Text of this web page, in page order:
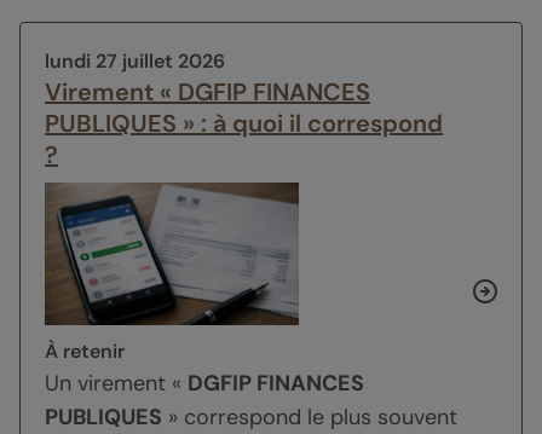
lundi 27 juillet 2026
Virement « DGFIP FINANCES
PUBLIQUES » : à quoi il correspond
?
À retenir
Un virement « DGFIP FINANCES
PUBLIQUES » correspond le plus souvent